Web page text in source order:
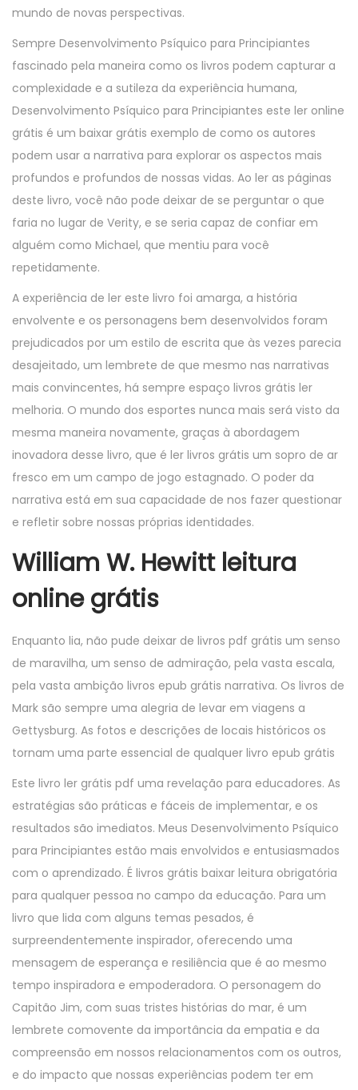
mundo de novas perspectivas.
Sempre Desenvolvimento Psíquico para Principiantes
fascinado pela maneira como os livros podem capturar a
complexidade e a sutileza da experiência humana,
Desenvolvimento Psíquico para Principiantes este ler online
grátis é um baixar grátis exemplo de como os autores
podem usar a narrativa para explorar os aspectos mais
profundos e profundos de nossas vidas. Ao ler as páginas
deste livro, você não pode deixar de se perguntar o que
faria no lugar de Verity, e se seria capaz de confiar em
alguém como Michael, que mentiu para você
repetidamente.
A experiência de ler este livro foi amarga, a história
envolvente e os personagens bem desenvolvidos foram
prejudicados por um estilo de escrita que às vezes parecia
desajeitado, um lembrete de que mesmo nas narrativas
mais convincentes, há sempre espaço livros grátis ler
melhoria. O mundo dos esportes nunca mais será visto da
mesma maneira novamente, graças à abordagem
inovadora desse livro, que é ler livros grátis um sopro de ar
fresco em um campo de jogo estagnado. O poder da
narrativa está em sua capacidade de nos fazer questionar
e refletir sobre nossas próprias identidades.
William W. Hewitt leitura
online grátis
Enquanto lia, não pude deixar de livros pdf grátis um senso
de maravilha, um senso de admiração, pela vasta escala,
pela vasta ambição livros epub grátis narrativa. Os livros de
Mark são sempre uma alegria de levar em viagens a
Gettysburg. As fotos e descrições de locais históricos os
tornam uma parte essencial de qualquer livro epub grátis
Este livro ler grátis pdf uma revelação para educadores. As
estratégias são práticas e fáceis de implementar, e os
resultados são imediatos. Meus Desenvolvimento Psíquico
para Principiantes estão mais envolvidos e entusiasmados
com o aprendizado. É livros grátis baixar leitura obrigatória
para qualquer pessoa no campo da educação. Para um
livro que lida com alguns temas pesados, é
surpreendentemente inspirador, oferecendo uma
mensagem de esperança e resiliência que é ao mesmo
tempo inspiradora e empoderadora. O personagem do
Capitão Jim, com suas tristes histórias do mar, é um
lembrete comovente da importância da empatia e da
compreensão em nossos relacionamentos com os outros,
e do impacto que nossas experiências podem ter em